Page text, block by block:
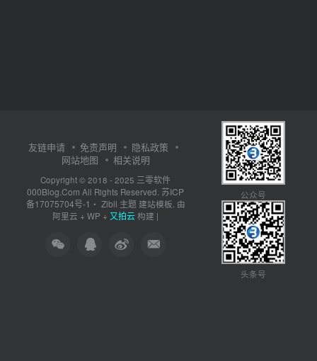
友链申请 免责声明
隐私政策
网站地图
相关说明
Copyright © 2018 - 2025 三零软件
000Blog.Com All Rights Reserved. 苏ICP
备17075704号-1 ・ Zibll 主题建站模板. 由
阿里云 + WP + 又拍云构建 |
公众号
头条号